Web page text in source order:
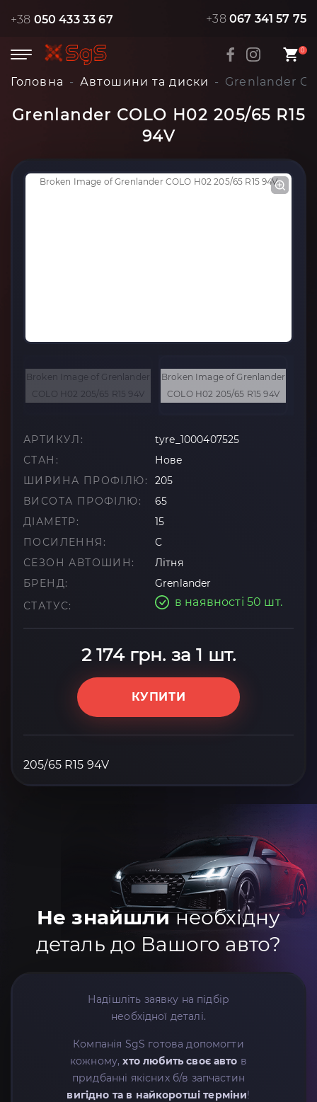
+38 050 433 33 67 +38 067 341 57 75
0
Головна Автошини та диски Grenlander
Grenlander COLO H02 205/65 R15
94V
АРТИКУЛ:
tyre_1000407525
СТАН:
Нове
ШИРИНА ПРОФІЛЮ:
205
ВИСОТА ПРОФІЛЮ:
65
ДІАМЕТР:
15
ПОСИЛЕННЯ:
C
СЕЗОН АВТОШИН:
Літня
БРЕНД:
Grenlander
СТАТУС:
в наявності 50 шт.
2 174 грн. за 1 шт.
КУПИТИ
205/65 R15 94V
Не знайшлинеобхідну
деталь до Вашого авто?
Надішліть заявку на підбір
необхідної деталі.
Компанія SgS готова допомогти
кожному,хто любить своє авто в
придбанні якісних б/в запчастин
вигідно та в найкоротші терміни!